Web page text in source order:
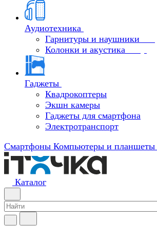
Аудиотехника
Гарнитуры и наушники
Колонки и акустика
Гаджеты
Квадрокоптеры
Экшн камеры
Гаджеты для смартфона
Электротранспорт
Смартфоны Компьютеры и планшеты
Каталог